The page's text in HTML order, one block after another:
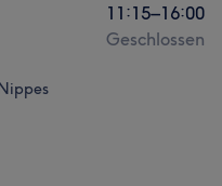
11:15–16:00
Geschlossen